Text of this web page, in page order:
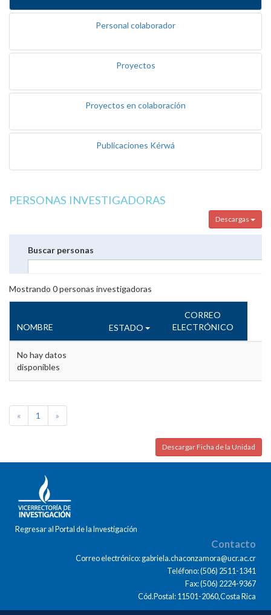
Personal colaborador
Proyectos
Proyectos en colaboración
Publicaciones Kérwá
PERSONAS INVESTIGADORAS
Descargas
Buscar personas
Mostrando 0personas investigadoras
NOMBRE ESTADO
CORREO
ELECTRÓNICO
No hay datos
disponibles
« 1 »
Descargar Ficha de la Unidad
Regresar al Portal de la Investigación
Contacto
Correo electrónico: gabriela.chaconzamora@ucr.ac.cr
Teléfono: (506) 2511-1341
Fax: (506) 2224-9367
Cód.Postal: 11501-2060,Costa Rica